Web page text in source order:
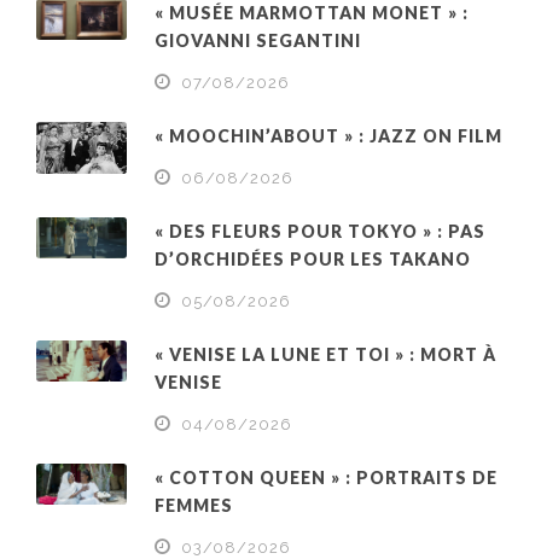
« MUSÉE MARMOTTAN MONET » :
GIOVANNI SEGANTINI
07/08/2026
« MOOCHIN’ABOUT » : JAZZ ON FILM
06/08/2026
« DES FLEURS POUR TOKYO » : PAS
D’ORCHIDÉES POUR LES TAKANO
05/08/2026
« VENISE LA LUNE ET TOI » : MORT À
VENISE
04/08/2026
« COTTON QUEEN » : PORTRAITS DE
FEMMES
03/08/2026